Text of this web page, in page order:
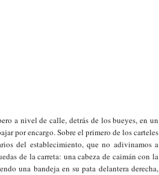
a nivel de calle, detrás de los bueyes, en un
por encargo. Sobre el primero de los carteles
del establecimiento, que no adivinamos a
de la carreta: una cabeza de caimán con la
una bandeja en su pata delantera derecha,